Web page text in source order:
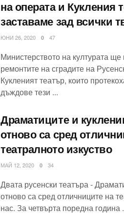
на операта и Кукления
заставаме зад всички
ЮНИ 26, 2020 0 47
Министерството на културата
ремонтите на сградите на
Кукленият театър, които
дъждове тези ...
Драматиците и
отново са сред
театралното изкуство
МАЙ 12, 2020 0 34
Двата русенски театъра -
отново са сред отличниците на
нас. За четвърта поредна година